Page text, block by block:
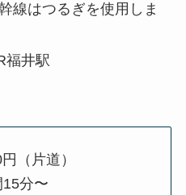
線はつるぎを使用しま
井駅
（片道）
分〜